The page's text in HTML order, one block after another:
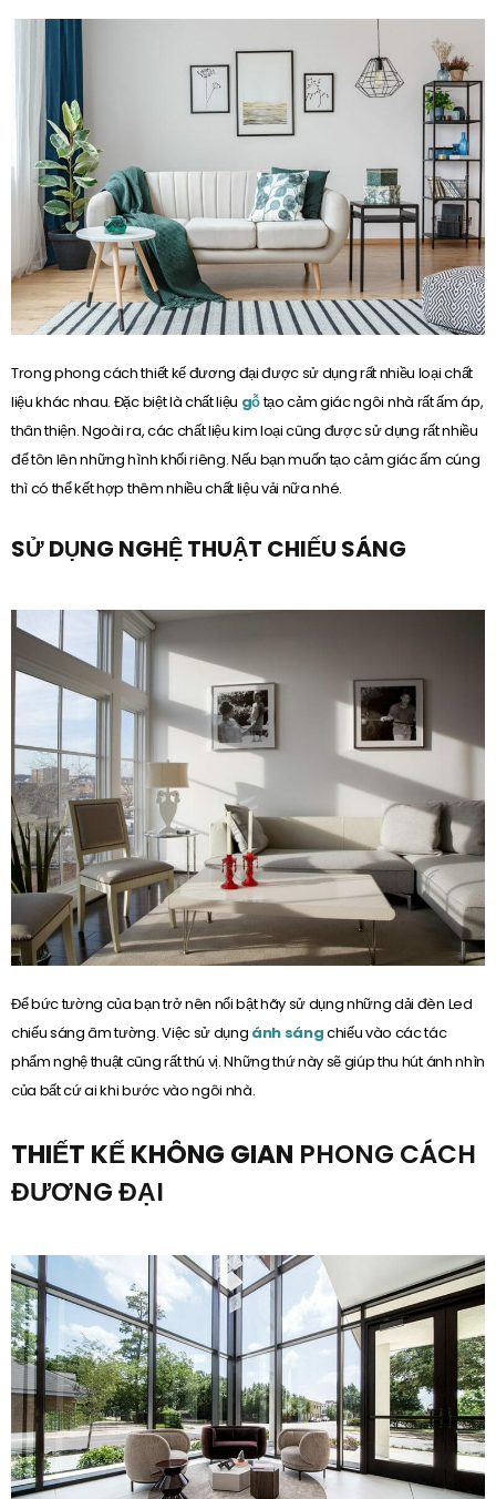
Trong phong cách thiết kế đương đại được sử dụng rất nhiều loại chất
liệu khác nhau. Đặc biệt là chất liệu gỗtạo cảm giác ngôi nhà rất ấm áp,
thân thiện. Ngoài ra, các chất liệu kim loại cũng được sử dụng rất nhiều
để tôn lên những hình khối riêng. Nếu bạn muốn tạo cảm giác ấm cúng
thì có thể kết hợp thêm nhiều chất liệu vải nữa nhé.
SỬ DỤNG NGHỆ THUẬT CHIẾU SÁNG
Để bức tường của bạn trở nên nổi bật hãy sử dụng những dải đèn Led
chiếu sáng âm tường. Việc sử dụng ánh sángchiếu vào các tác
phẩm nghệ thuật cũng rất thú vị. Những thứ này sẽ giúp thu hút ánh nhìn
của bất cứ ai khi bước vào ngôi nhà.
THIẾT KẾ KHÔNG GIAN PHONG CÁCH
ĐƯƠNG ĐẠI